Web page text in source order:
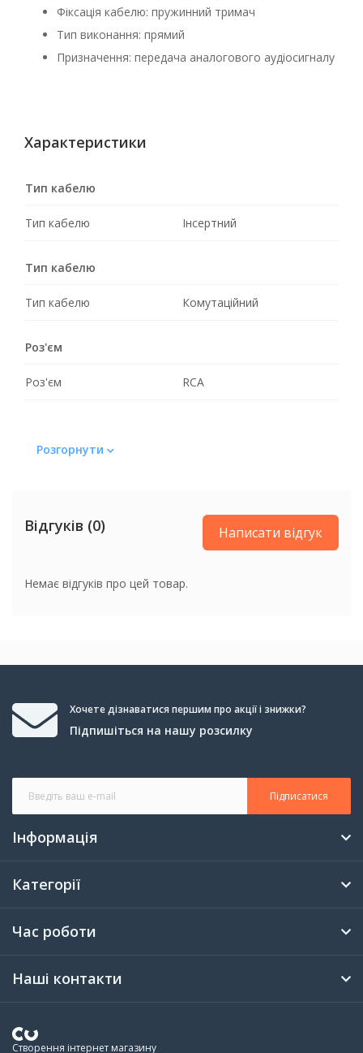
Фіксація кабелю: пружинний тримач
Тип виконання: прямий
Призначення: передача аналогового аудіосигналу
Характеристики
Тип кабелю
Тип кабелю Інсертний
Тип кабелю
Тип кабелю Комутаційний
Роз'єм
Роз'єм RCA
Розгорнути
Відгуків (0) Написати відгук
Немає відгуків про цей товар.
Хочете дізнаватися першим про акції і знижки?
Підпишіться на нашу розсилку
Підписатися
Інформація
Категорії
Час роботи
Наші контакти
Створення інтернет магазину